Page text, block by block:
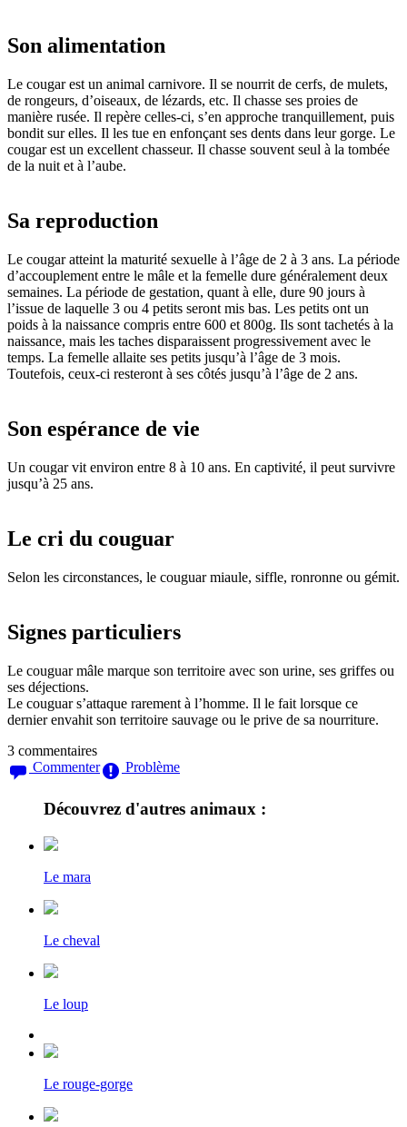
Son alimentation
Le cougar est un animal carnivore. Il se nourrit de cerfs, de mulets,
de rongeurs, d’oiseaux, de lézards, etc. Il chasse ses proies de
manière rusée. Il repère celles-ci, s’en approche tranquillement, puis
bondit sur elles. Il les tue en enfonçant ses dents dans leur gorge. Le
cougar est un excellent chasseur. Il chasse souvent seul à la tombée
de la nuit et à l’aube.
Sa reproduction
Le cougar atteint la maturité sexuelle à l’âge de 2 à 3 ans. La période
d’accouplement entre le mâle et la femelle dure généralement deux
semaines. La période de gestation, quant à elle, dure 90 jours à
l’issue de laquelle 3 ou 4 petits seront mis bas. Les petits ont un
poids à la naissance compris entre 600 et 800g. Ils sont tachetés à la
naissance, mais les taches disparaissent progressivement avec le
temps. La femelle allaite ses petits jusqu’à l’âge de 3 mois.
Toutefois, ceux-ci resteront à ses côtés jusqu’à l’âge de 2 ans.
Son espérance de vie
Un cougar vit environ entre 8 à 10 ans. En captivité, il peut survivre
jusqu’à 25 ans.
Le cri du couguar
Selon les circonstances, le couguar miaule, siffle, ronronne ou gémit.
Signes particuliers
Le couguar mâle marque son territoire avec son urine, ses griffes ou
ses déjections.
Le couguar s’attaque rarement à l’homme. Il le fait lorsque ce
dernier envahit son territoire sauvage ou le prive de sa nourriture.
3 commentaires
Commenter
Problème
Découvrez d'autres animaux :
Le mara
Le cheval
Le loup
Le rouge-gorge